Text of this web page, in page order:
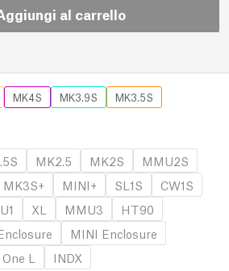
al carrello
MK4S MK3.9S MK3.5S
MK2.5 MK2S
MMU2S
MK3S+ MINI+ SL1S
CW1S
XL MMU3
HT90
MINI Enclosure
L INDX